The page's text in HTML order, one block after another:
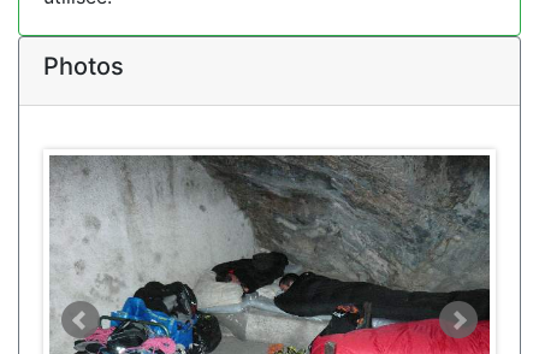
Photos